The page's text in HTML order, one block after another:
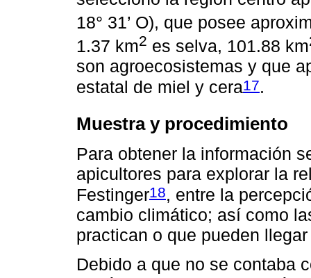
18° 31’ O), que posee
1.37 km2 es selva, 101.88 km
son agroecosistemas y que
estatal de miel y cera17.
Muestra y procedimiento
Para obtener la información
apicultores para explorar la
Festinger18, entre la
cambio climático; así como
practican o que pueden
Debido a que no se contaba